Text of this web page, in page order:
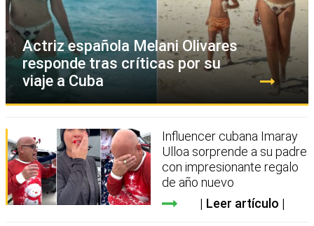
Actriz española Melani Olivares
responde tras críticas por su
viaje a Cuba
Influencer cubana Imaray
Ulloa sorprende a su padre
con impresionante regalo
de año nuevo
Leer artículo